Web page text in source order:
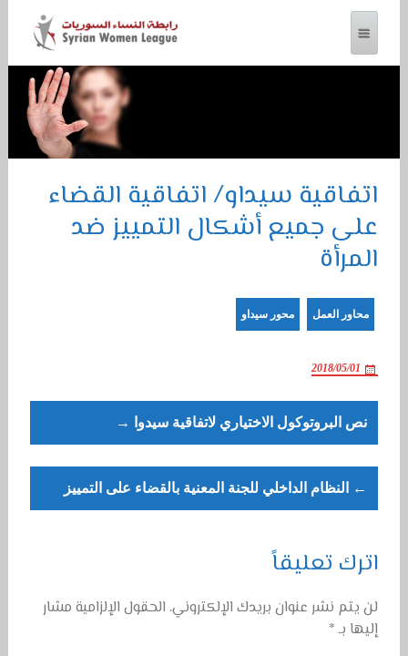
اتفاقية سيداو/ اتفاقية القضاء
على جميع أشكال التمييز ضد
المرأة
محاور العمل محور سيداو
2018/05/01
Post
navigation
نص البروتوكول الاختياري لاتفاقية سيدوا →
← النظام الداخلي للجنة المعنية بالقضاء على التمييز
اترك تعليقاً
لن يتم نشر عنوان بريدك الإلكتروني. الحقول الإلزامية مشار
إليها بـ*